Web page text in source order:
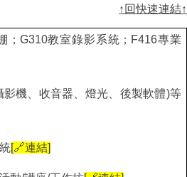
↑回快速連結↑
；G310教室錄影系統；F416專業
機、收音器、燈光、後製軟體)等
[🔗連結]